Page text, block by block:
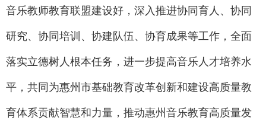
音乐教师教育联盟建设好，深入推进协同育人、协同
研究、协同培训、协建队伍、协育成果等工作，全面
落实立德树人根本任务，进一步提高音乐人才培养水
平，共同为惠州市基础教育改革创新和建设高质量教
育体系贡献智慧和力量，推动惠州音乐教育高质量发